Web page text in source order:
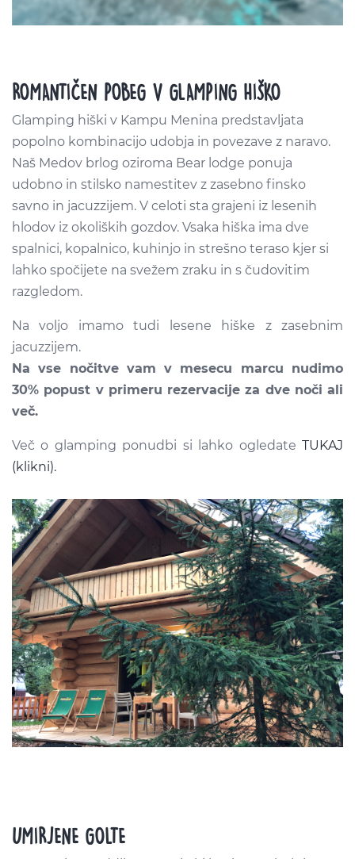
ROMANTIČEN POBEG V GLAMPING HIŠKO
Glamping hiški v Kampu Menina predstavljata
popolno kombinacijo udobja in povezave z naravo.
Naš Medov brlog oziroma Bear lodge ponuja
udobno in stilsko namestitev z zasebno finsko
savno in jacuzzijem. V celoti sta grajeni iz lesenih
hlodov iz okoliških gozdov. Vsaka hiška ima dve
spalnici, kopalnico, kuhinjo in strešno teraso kjer si
lahko spočijete na svežem zraku in s čudovitim
razgledom.
Na voljo imamo tudi lesene hiške z zasebnim
jacuzzijem.
Na vse nočitve vam v mesecu marcu nudimo
30% popust v primeru rezervacije za dve noči ali
več.
Več o glamping ponudbi si lahko ogledate TUKAJ
(klikni).
UMIRJENE GOLTE